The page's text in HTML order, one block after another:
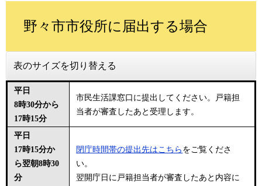
野々市市役所に届出する場合
表のサイズを切り替える
平日
8時30分から
17時15分
市民生活課窓口に提出してください。戸籍担
当者が審査したあと受理します。
平日
17時15分か
ら翌朝8時30
分
閉庁時間帯の提出先はこちらをご覧くださ
い。
翌開庁日に戸籍担当者が審査したあと内容に